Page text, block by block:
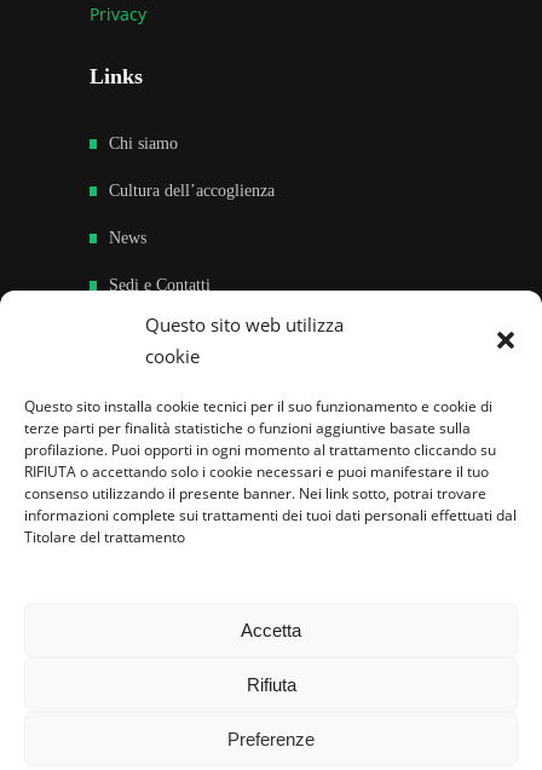
Questo sito web utilizza
cookie
Questo sito installa cookie tecnici per il suo funzionamento e cookie di
terze parti per finalità statistiche o funzioni aggiuntive basate sulla
profilazione. Puoi opporti in ogni momento al trattamento cliccando su
RIFIUTA o accettando solo i cookie necessari e puoi manifestare il tuo
consenso utilizzando il presente banner. Nei link sotto, potrai trovare
informazioni complete sui trattamenti dei tuoi dati personali effettuati dal
Titolare del trattamento
Accetta
Rifiuta
Preferenze
Privacy
Links
Chi siamo
Cultura dell’accoglienza
News
Sedi e Contatti
Sostieni
Famiglie per l’accoglienza nel mondo